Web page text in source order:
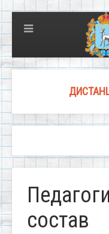
состав